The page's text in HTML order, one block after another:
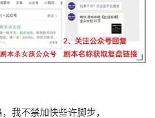
我不禁加快些许脚步，